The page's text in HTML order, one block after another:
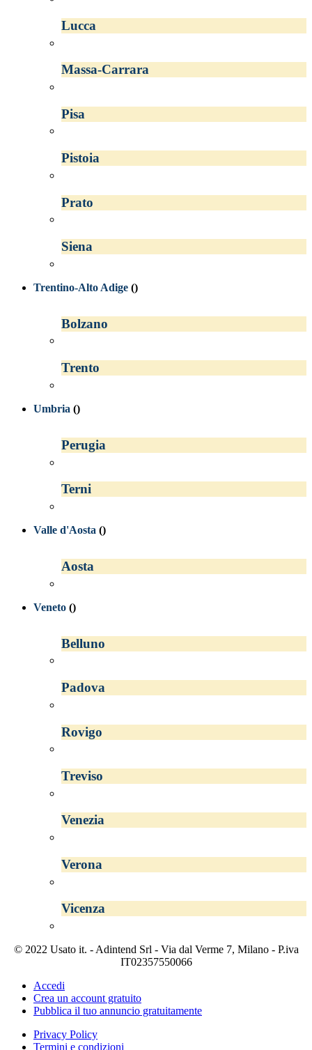
Lucca
Massa-Carrara
Pisa
Pistoia
Prato
Siena
Trentino-Alto Adige ()
Bolzano
Trento
Umbria ()
Perugia
Terni
Valle d'Aosta ()
Aosta
Veneto ()
Belluno
Padova
Rovigo
Treviso
Venezia
Verona
Vicenza
© 2022 Usato it. - Adintend Srl - Via dal Verme 7, Milano - P.iva
IT02357550066
Accedi
Crea un account gratuito
Pubblica il tuo annuncio gratuitamente
Privacy Policy
Termini e condizioni